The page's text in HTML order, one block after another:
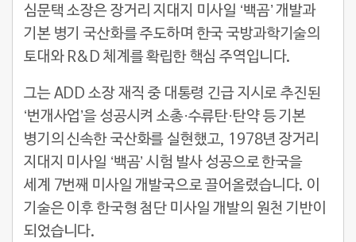
심문택 소장은 장거리 지대지 미사일 ‘백곰’ 개발과
기본 병기 국산화를 주도하며 한국 국방과학기술의
토대와 R&D 체계를 확립한 핵심 주역입니다.
그는 ADD 소장 재직 중 대통령 긴급 지시로 추진된
‘번개사업’을 성공시켜 소총·수류탄·탄약 등 기본
병기의 신속한 국산화를 실현했고, 1978년 장거리
지대지 미사일 ‘백곰’ 시험 발사 성공으로 한국을
세계 7번째 미사일 개발국으로 끌어올렸습니다. 이
기술은 이후 한국형 첨단 미사일 개발의 원천 기반이
되었습니다.